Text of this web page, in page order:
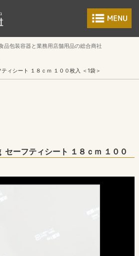
食品包装容器と
品包装容器と業務用店舗用品の総合商社
ィシート １８ｃｍ １００枚入 ＜1袋＞
セーフティシート １８ｃｍ １００